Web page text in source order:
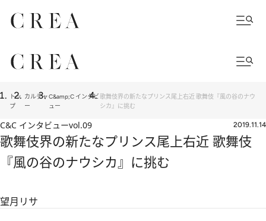
トッ
プ
カルチャ
ー
C&amp;C インタビ
ュー
歌舞伎界の新たなプリンス尾上右近 歌舞伎『風の谷のナウ
シカ』に挑む
C&C インタビューvol.09 2019.11.14
歌舞伎界の新たなプリンス尾上右近 歌舞伎
『風の谷のナウシカ』に挑む
望月リサ